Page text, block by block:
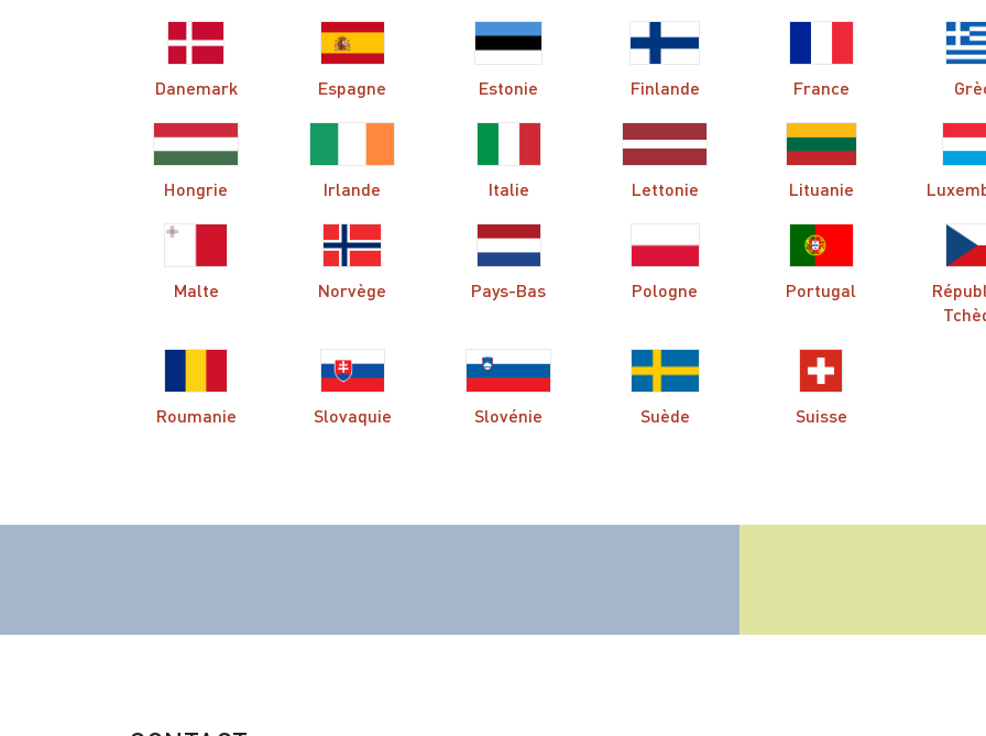
Danemark Espagne Estonie Finlande France
Hongrie Irlande Italie Lettonie Lituanie
Malte Norvège Pays-Bas Pologne Portugal
Roumanie Slovaquie Slovénie Suède Suisse